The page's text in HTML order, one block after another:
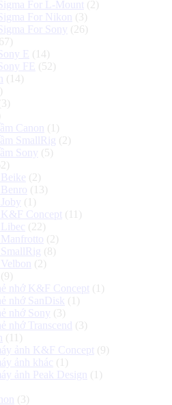
For L-Mount (2)
For Nikon
(3)
For Sony (26)
E
(14)
FE
(52)
(14)
Canon
(1)
SmallRig (2)
Sony (5)
(2)
(13)
(1)
Concept (11)
(22)
(2)
(8)
(2)
(9)
nhớ K&F Concept (1)
nhớ SanDisk (1)
nhớ Sony (3)
nhớ Transcend
(3)
(11)
ảnh K&F Concept (9)
ảnh khác (1)
ảnh Peak Design
(1)
(3)